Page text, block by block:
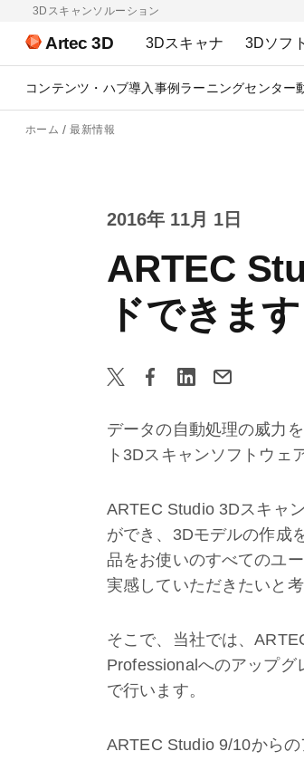
3Dスキャンソルーション
Artec 3D 3Dスキャナ 3Dソフ
コンテンツ・ハブ導入事例 ラーニングセンター
ホーム 最新情報
2016年 11月 1日
ARTEC
ドできます
データの自動処理の威力
ト3Dスキャンソフトウェ
ARTEC Studio 3Dスキャ
ができ、3Dモデルの作成
品をお使いのすべてのユ
実感していただきたいと考
そこで、当社では、
Professionalへのアップグ
で行います。
ARTEC Studio 9/10から